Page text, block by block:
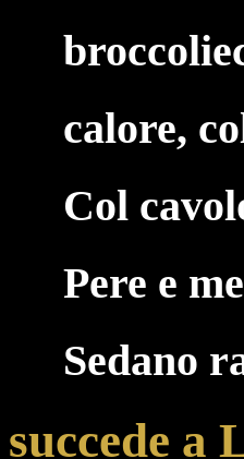
calore,
Col
Pere e
Sedano
succede a